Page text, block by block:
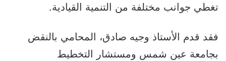
تغطي جوانب مختلفة من التنمية القيادية.
فقد قدم الأستاذ وجيه صادق، المحامي بالنقض
بجامعة عين شمس ومستشار التخطيط